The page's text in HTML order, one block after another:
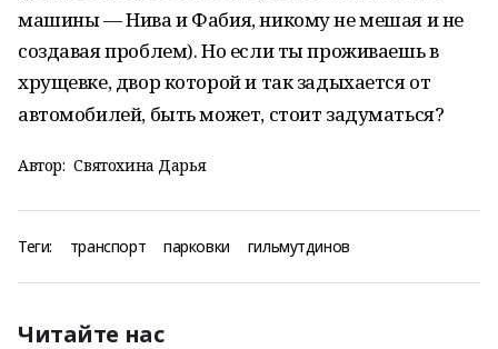
машины — Нива и Фабия, никому не мешая и не
создавая проблем). Но если ты проживаешь в
хрущевке, двор которой и так задыхается от
автомобилей, быть может, стоит задуматься?
Автор: Святохина Дарья
Теги: транспорт парковки гильмутдинов
Читайте нас